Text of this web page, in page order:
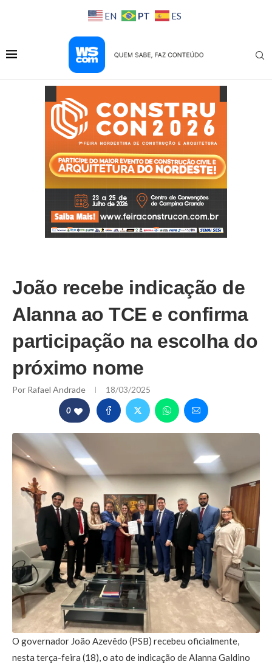
EN PT ES
João recebe indicação de
Alanna ao TCE e confirma
participação na escolha do
próximo nome
Por Rafael Andrade 18/03/2025
0
O governador João Azevêdo (PSB) recebeu oficialmente,
nesta terça-feira (18), o ato de indicação de Alanna Galdino